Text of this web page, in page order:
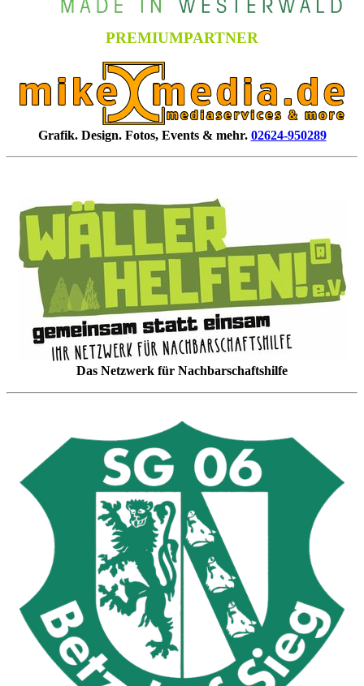
PREMIUMPARTNER
Grafik. Design. Fotos, Events & mehr. 02624-950289
Das Netzwerk für Nachbarschaftshilfe